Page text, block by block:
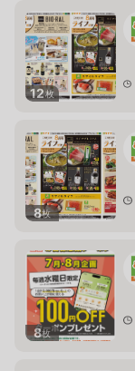
12枚
8枚
8枚